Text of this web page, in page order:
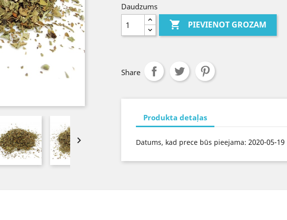

Daudzums
 PIEVIENOT GROZAM
Share
Produkta detaļas
Datums, kad prece būs pieejama: 2020-05-19